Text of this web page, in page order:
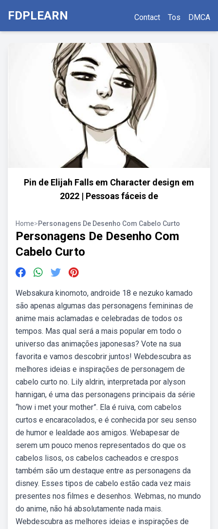
FDPLEARN Contact Tos DMCA
Pin de Elijah Falls em Character design em
2022 | Pessoas fáceis de
Home>Personagens De Desenho Com Cabelo Curto
Personagens De Desenho Com
Cabelo Curto
Websakura kinomoto, androide 18 e nezuko kamado
são apenas algumas das personagens femininas de
anime mais aclamadas e celebradas de todos os
tempos. Mas qual será a mais popular em todo o
universo das animações japonesas? Vote na sua
favorita e vamos descobrir juntos! Webdescubra as
melhores ideias e inspirações de personagem de
cabelo curto no. Lily aldrin, interpretada por alyson
hannigan, é uma das personagens principais da série
“how i met your mother”. Ela é ruiva, com cabelos
curtos e encaracolados, e é conhecida por seu senso
de humor e lealdade aos amigos. Webapesar de
serem um pouco menos representados do que os
cabelos lisos, os cabelos cacheados e crespos
também são um destaque entre as personagens da
disney. Esses tipos de cabelo estão cada vez mais
presentes nos filmes e desenhos. Webmas, no mundo
do anime, não há absolutamente nada mais.
Webdescubra as melhores ideias e inspirações de